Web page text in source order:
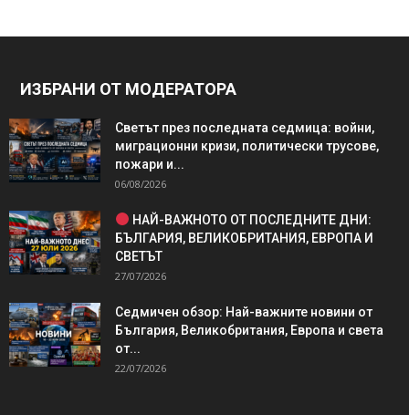
ИЗБРАНИ ОТ МОДЕРАТОРА
Светът през последната седмица: войни,
миграционни кризи, политически трусове,
пожари и...
06/08/2026
НАЙ-ВАЖНОТО ОТ ПОСЛЕДНИТЕ ДНИ:
БЪЛГАРИЯ, ВЕЛИКОБРИТАНИЯ, ЕВРОПА И
СВЕТЪТ
27/07/2026
Седмичен обзор: Най-важните новини от
България, Великобритания, Европа и света
от...
22/07/2026